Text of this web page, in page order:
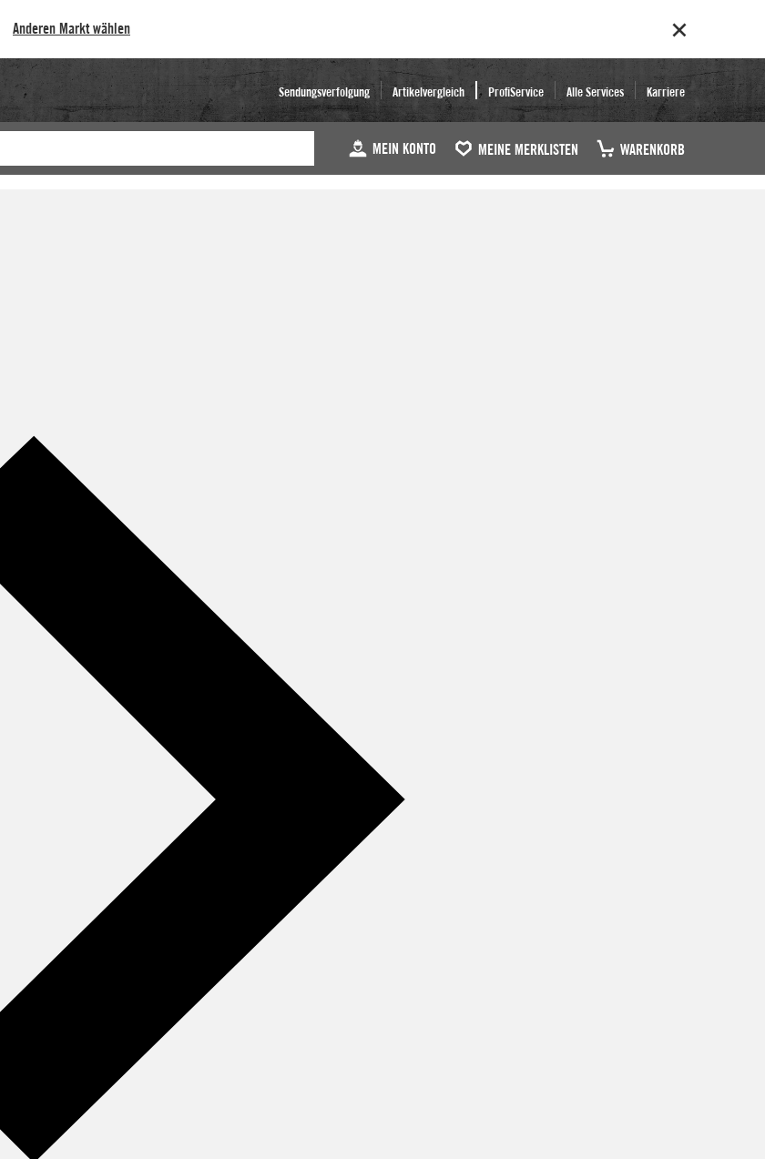
Anderen Markt wählen
Sendungsverfolgung Artikelvergleich ProfiService Alle Services Karriere
MEIN KONTO MEINE MERKLISTEN WARENKORB